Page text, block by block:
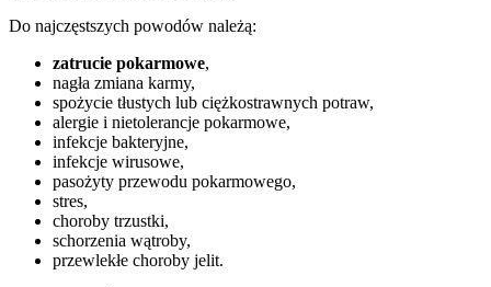
Do najczęstszych powodów należą:
zatrucie pokarmowe,
nagła zmiana karmy,
spożycie tłustych lub ciężkostrawnych potraw,
alergie i nietolerancje pokarmowe,
infekcje bakteryjne,
infekcje wirusowe,
pasożyty przewodu pokarmowego,
stres,
choroby trzustki,
schorzenia wątroby,
przewlekłe choroby jelit.